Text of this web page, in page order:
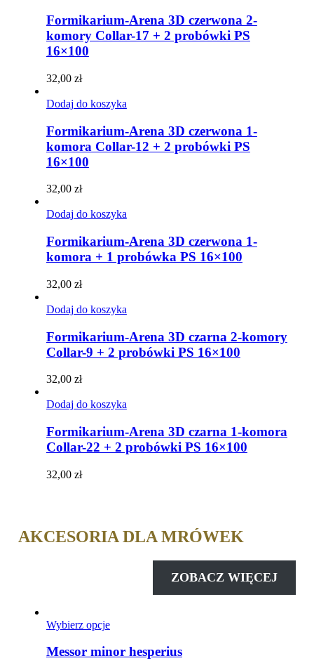
Formikarium-Arena 3D czerwona 2-
komory Collar-17 + 2 probówki PS
16×100
32,00 zł
Dodaj do koszyka
Formikarium-Arena 3D czerwona 1-
komora Collar-12 + 2 probówki PS
16×100
32,00 zł
Dodaj do koszyka
Formikarium-Arena 3D czerwona 1-
komora + 1 probówka PS 16×100
32,00 zł
Dodaj do koszyka
Formikarium-Arena 3D czarna 2-komory
Collar-9 + 2 probówki PS 16×100
32,00 zł
Dodaj do koszyka
Formikarium-Arena 3D czarna 1-komora
Collar-22 + 2 probówki PS 16×100
32,00 zł
AKCESORIA DLA MRÓWEK
ZOBACZ WIĘCEJ
Wybierz opcjeTen
ma
Messor minor hesperius